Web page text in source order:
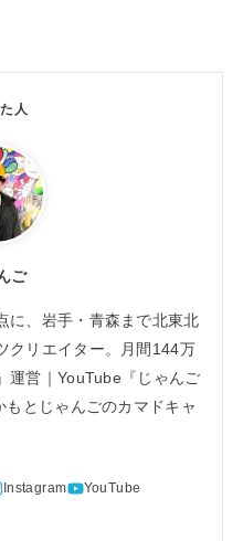
ご
に、岩手・青森まで北東北
クリエイター。月間144万
運営｜YouTube『じゃんご
とじゃんごのカマドキャ